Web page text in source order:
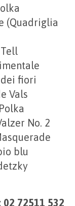
(Quadriglia
fiori
Vals
No. 2
blu
02 72511 532